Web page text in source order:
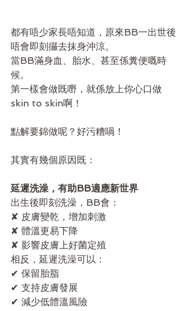
都有唔少家長唔知道，原來BB一出世後
唔會即刻攞去抹身沖涼。
當BB滿身血、胎水、甚至係糞便嘅時
候。
第一樣會做既嘢，就係放上你心口做
skin to skin啊！
點解要錦做呢？好污糟喎！
其實有幾個原因既：
延遲洗澡，有助BB適應新世界
出生後即刻洗澡，BB會：
✘ 皮膚變乾，增加刺激
✘ 體溫更易下降
✘ 影響皮膚上好菌定殖
相反，延遲洗澡可以：
✔ 保留胎脂
✔ 支持皮膚發展
✔ 減少低體溫風險